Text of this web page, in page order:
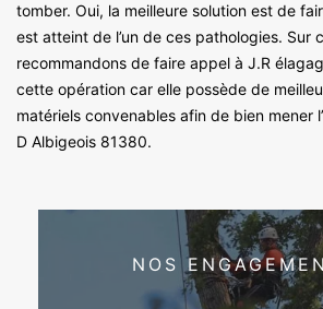
tomber. Oui, la meilleure solution est de
est atteint de l’un de ces pathologies. Sur
recommandons de faire appel à J.R
cette opération car elle possède de
matériels convenables afin de bien mener
D Albigeois 81380.
NOS